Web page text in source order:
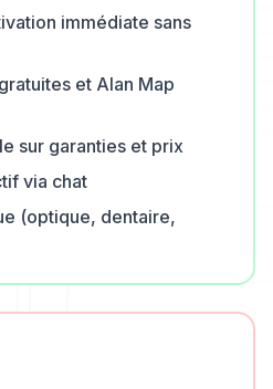
immédiate sans
et Alan Map
sur garanties et prix
via chat
(optique, dentaire,